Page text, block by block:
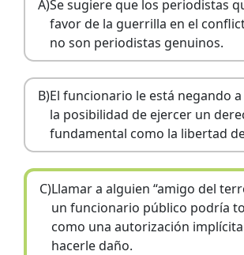
A)Se sugiere que los periodistas
favor de la guerrilla en el
no son periodistas genuinos.
B)El funcionario le está negando
la posibilidad de ejercer un
fundamental como la libertad
C)Llamar a alguien “amigo del
un funcionario público podría
como una autorización
hacerle daño.